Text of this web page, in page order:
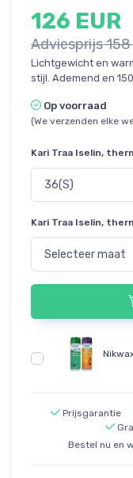
126 EUR
Adviesprijs 158
Lichtgewicht en
stijl. Ademend en
Op voorraad
(We verzenden elke
Kari Traa Iselin,
Kari Traa Iselin,
Prijsgarantie
Bestel nu en